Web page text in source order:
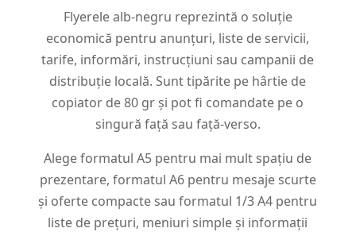
Flyerele alb-negru reprezintă o soluție
economică pentru anunțuri, liste de servicii,
tarife, informări, instrucțiuni sau campanii de
distribuție locală. Sunt tipărite pe hârtie de
copiator de 80 gr și pot fi comandate pe o
singură față sau față-verso.
Alege formatul A5 pentru mai mult spațiu de
prezentare, formatul A6 pentru mesaje scurte
și oferte compacte sau formatul 1/3 A4 pentru
liste de prețuri, meniuri simple și informații